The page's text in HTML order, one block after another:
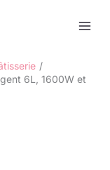
6L, 1600W et